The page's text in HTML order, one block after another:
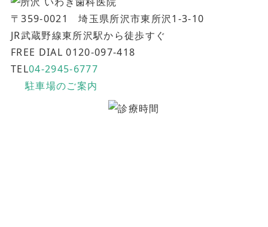
〒359-0021 埼玉県所沢市東所沢1-3-10
JR武蔵野線東所沢駅から徒歩すぐ
FREE DIAL 0120-097-418
TEL04-2945-6777
駐車場のご案内